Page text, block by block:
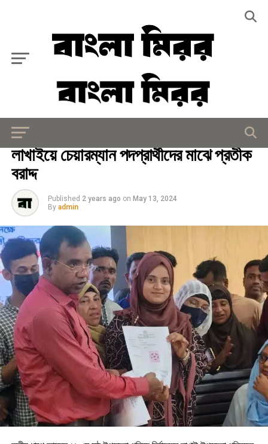
সারাদেশ
লাখাইয়ে চেয়ারম্যান পদপ্রার্থীদের মাঝে প্রতীক
বরাদ্দ
Published 2 years ago on May 13, 2024
By admin